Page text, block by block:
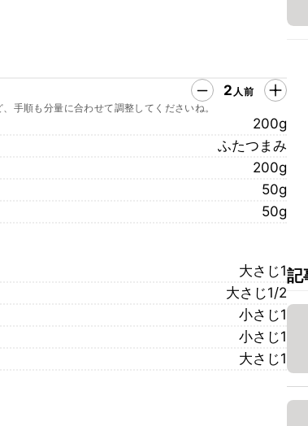
2 人前
手順も分量に合わせて調整してくださいね。
200g
ふたつまみ
200g
50g
50g
大さじ1
大さじ1/2
小さじ1
小さじ1
大さじ1
記